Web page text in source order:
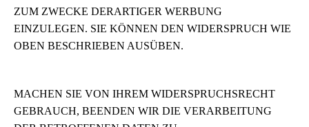
ZUM ZWECKE DERARTIGER WERBUNG
EINZULEGEN. SIE KÖNNEN DEN WIDERSPRUCH WIE
OBEN BESCHRIEBEN AUSÜBEN.
MACHEN SIE VON IHREM WIDERSPRUCHSRECHT
GEBRAUCH, BEENDEN WIR DIE VERARBEITUNG